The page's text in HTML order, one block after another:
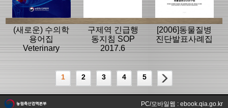
(새로운) 수의학
용어집
Veterinary
Korean·Korean-
English
구제역 긴급행
동지침 SOP
2017.6
[2006]동물질병
진단발표사례집
1 2 3 4 5
PC/모바일웹 : ebook.qia.go.kr